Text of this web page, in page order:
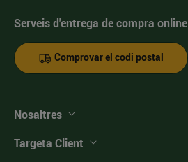
Serveis d'entrega de compra online
Comprovar el codi postal
Nosaltres
Targeta Client